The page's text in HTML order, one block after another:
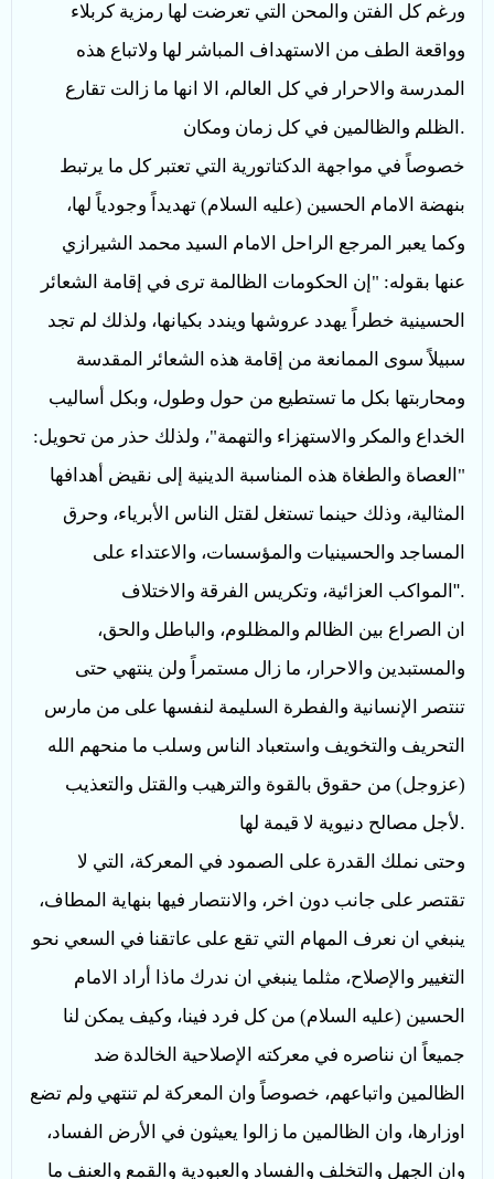
ورغم كل الفتن والمحن التي تعرضت لها رمزية كربلاء
وواقعة الطف من الاستهداف المباشر لها ولاتباع هذه
المدرسة والاحرار في كل العالم، الا انها ما زالت تقارع
الظلم والظالمين في كل زمان ومكان .
خصوصاً في مواجهة الدكتاتورية التي تعتبر كل ما يرتبط
بنهضة الامام الحسين (عليه السلام) تهديداً وجودياً لها،
وكما يعبر المرجع الراحل الامام السيد محمد الشيرازي
عنها بقوله: "إن الحكومات الظالمة ترى في إقامة الشعائر
الحسينية خطراً يهدد عروشها ويندد بكيانها، ولذلك لم تجد
سبيلاً سوى الممانعة من إقامة هذه الشعائر المقدسة
ومحاربتها بكل ما تستطيع من حول وطول، وبكل أساليب
الخداع والمكر والاستهزاء والتهمة"، ولذلك حذر من تحويل:
"العصاة والطغاة هذه المناسبة الدينية إلى نقيض أهدافها
المثالية، وذلك حينما تستغل لقتل الناس الأبرياء، وحرق
المساجد والحسينيات والمؤسسات، والاعتداء على
المواكب العزائية، وتكريس الفرقة والاختلاف".
ان الصراع بين الظالم والمظلوم، والباطل والحق،
والمستبدين والاحرار، ما زال مستمراً ولن ينتهي حتى
تنتصر الإنسانية والفطرة السليمة لنفسها على من مارس
التحريف والتخويف واستعباد الناس وسلب ما منحهم الله
(عزوجل) من حقوق بالقوة والترهيب والقتل والتعذيب
لأجل مصالح دنيوية لا قيمة لها.
وحتى نملك القدرة على الصمود في المعركة، التي لا
تقتصر على جانب دون اخر، والانتصار فيها بنهاية المطاف،
ينبغي ان نعرف المهام التي تقع على عاتقنا في السعي نحو
التغيير والإصلاح، مثلما ينبغي ان ندرك ماذا أراد الامام
الحسين (عليه السلام) من كل فرد فينا، وكيف يمكن لنا
جميعاً ان نناصره في معركته الإصلاحية الخالدة ضد
الظالمين واتباعهم، خصوصاً وان المعركة لم تنتهي ولم تضع
اوزارها، وان الظالمين ما زالوا يعيثون في الأرض الفساد،
وان الجهل والتخلف والفساد والعبودية والقمع والعنف ما